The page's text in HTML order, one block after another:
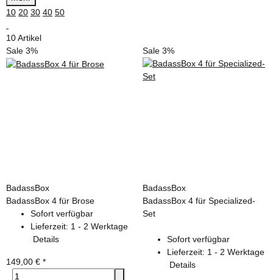
10 20 30 40 50
10 Artikel
Sale 3%
BadassBox
BadassBox 4 für Brose
Sofort verfügbar
Lieferzeit: 1 - 2 Werktage
Details
149,00 € *
Sale 3%
BadassBox
BadassBox 4 für Specialized-
Set
Sofort verfügbar
Lieferzeit: 1 - 2 Werktage
Details